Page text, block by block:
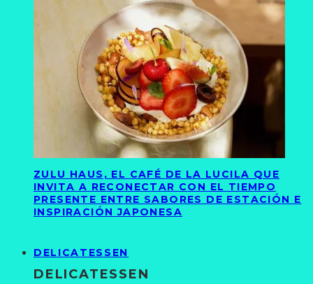
ZULU HAUS, EL CAFÉ DE LA LUCILA QUE
INVITA A RECONECTAR CON EL TIEMPO
PRESENTE ENTRE SABORES DE ESTACIÓN E
INSPIRACIÓN JAPONESA
DELICATESSEN
DELICATESSEN